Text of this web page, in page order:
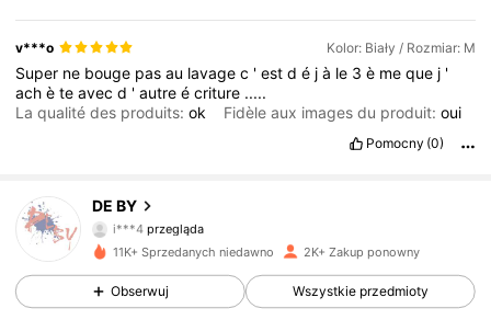
v***o Kolor: Biały / Rozmiar: M
Super ne bouge pasau lavagec 'estdé jà le 3è meque j '
achèteavecd 'autreécriture .....
La qualité des produits:ok Fidèle aux images du produit:oui
Pomocny (0)
DE BY
i***4 przegląda
4,78 769 Obserwujący
11K+ Sprzedanych niedawno 2K+ Zakup ponowny
Obserwuj Wszystkie przedmioty